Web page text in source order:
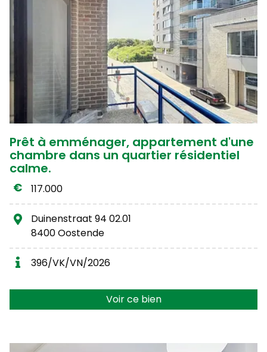
Prêt à emménager, appartement d'une
chambre dans un quartier résidentiel
calme.
117.000
Duinenstraat 94 02.01
8400 Oostende
396/VK/VN/2026
Voir ce bien